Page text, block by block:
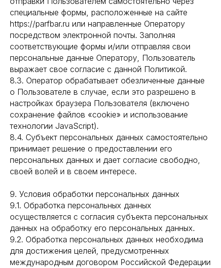
специальные формы, расположенные на сайте
https://parfbar.ru или направленные Оператору
посредством электронной почты. Заполняя
соответствующие формы и/или отправляя свои
персональные данные Оператору, Пользователь
выражает свое согласие с данной Политикой.
8.3. Оператор обрабатывает обезличенные данные
о Пользователе в случае, если это разрешено в
настройках браузера Пользователя (включено
сохранение файлов «cookie» и использование
технологии JavaScript).
8.4. Субъект персональных данных самостоятельно
принимает решение о предоставлении его
персональных данных и дает согласие свободно,
своей волей и в своем интересе.
9. Условия обработки персональных данных
9.1. Обработка персональных данных
осуществляется с согласия субъекта персональных
данных на обработку его персональных данных.
9.2. Обработка персональных данных необходима
для достижения целей, предусмотренных
международным договором Российской Федерации